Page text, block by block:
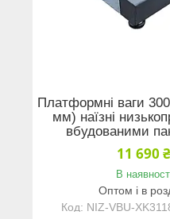
Платформні ваги
мм) наїзні
вбудованими
11 690 ₴
В
Оптом і в
NIZ-VBU-